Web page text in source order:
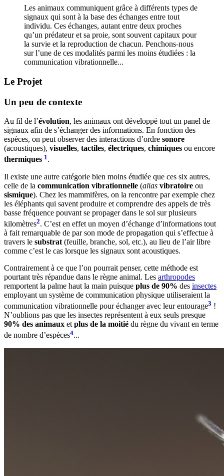
Les animaux communiquent grâce à différents types de
signaux qui sont à la base des échanges entre tout
individu. Ces échanges, autant entre deux proches
qu’un prédateur et sa proie, sont souvent capitaux pour
la survie et la reproduction de chacun. Penchons-nous
sur l’une de ces modalités parmi les moins étudiées : la
communication vibrationnelle...
Le Projet
Un peu de contexte
Au fil de l’évolution, les animaux ont développé tout un panel de
signaux afin de s’échanger des informations. En fonction des
espèces, on peut observer des interactions d’ordre sonore
(acoustiques), visuelles, tactiles, électriques, chimiques ou encore
thermiques 1 .
Il existe une autre catégorie bien moins étudiée que ces six autres,
celle de la communication vibrationnelle (alias vibratoire ou
sismique). Chez les mammifères, on la rencontre par exemple chez
les éléphants qui savent produire et comprendre des appels de très
basse fréquence pouvant se propager dans le sol sur plusieurs
kilomètres2. C’est en effet un moyen d’échange d’informations tout
à fait remarquable de par son mode de propagation qui s’effectue à
travers le substrat (feuille, branche, sol, etc.), au lieu de l’air libre
comme c’est le cas lorsque les signaux sont acoustiques.
Contrairement à ce que l’on pourrait penser, cette méthode est
pourtant très répandue dans le règne animal. Les arthropodes
remportent la palme haut la main puisque plus de 90% des insectes
employant un système de communication physique utiliseraient la
communication vibrationnelle pour échanger avec leur entourage3 !
N’oublions pas que les insectes représentent à eux seuls presque
90% des animaux etplus de la moitié du règne du vivant en terme
de nombre d’espèces4...